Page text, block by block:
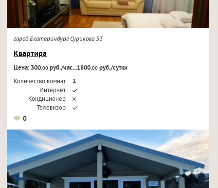
город Екатеринбург Сурикова 53
Квартира
Цена: 300.00руб./час...1800.00руб./сутки
Количество комнат
1
Интернет
Кондиционер
Телевизор
0